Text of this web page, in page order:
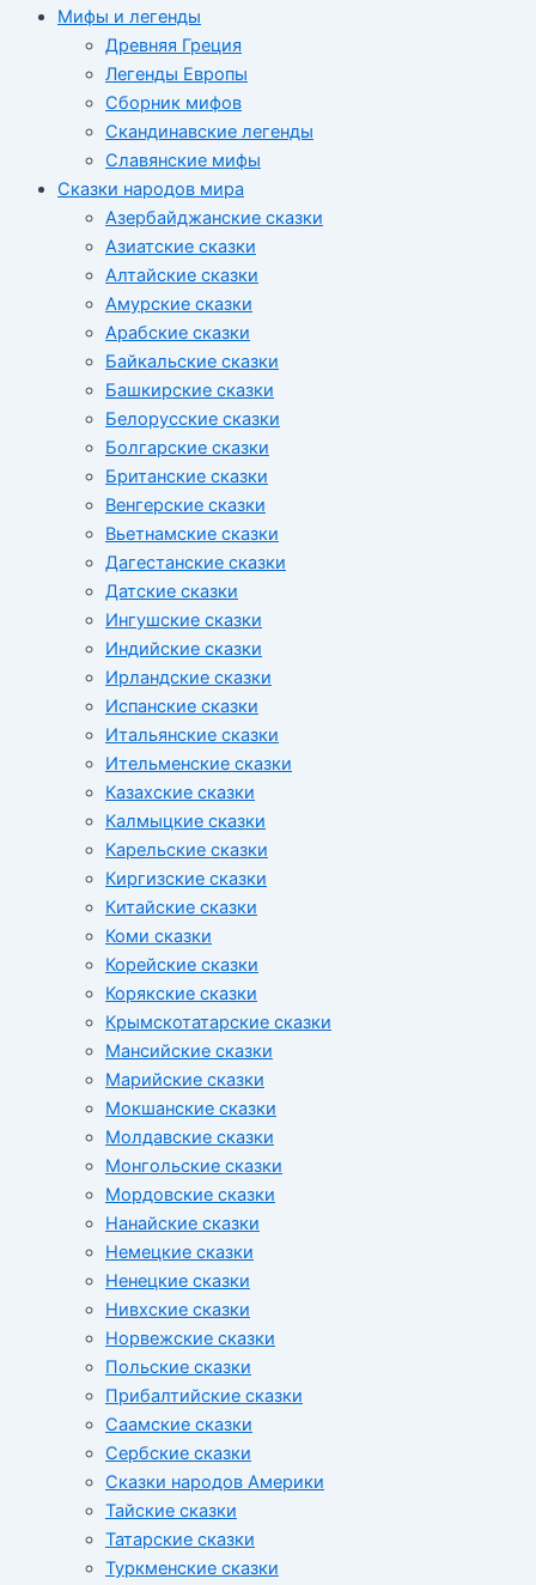
Мифы и легенды
Древняя Греция
Легенды Европы
Сборник мифов
Скандинавские легенды
Славянские мифы
Сказки народов мира
Азербайджанские сказки
Азиатские сказки
Алтайские сказки
Амурские сказки
Арабские сказки
Байкальские сказки
Башкирские сказки
Белорусские сказки
Болгарские сказки
Британские сказки
Венгерские сказки
Вьетнамские сказки
Дагестанские сказки
Датские сказки
Ингушские сказки
Индийские сказки
Ирландские сказки
Испанские сказки
Итальянские сказки
Ительменские сказки
Казахские сказки
Калмыцкие сказки
Карельские сказки
Киргизские сказки
Китайские сказки
Коми сказки
Корейские сказки
Корякские сказки
Крымскотатарские сказки
Мансийские сказки
Марийские сказки
Мокшанские сказки
Молдавские сказки
Монгольские сказки
Мордовские сказки
Нанайские сказки
Немецкие сказки
Ненецкие сказки
Нивхские сказки
Норвежские сказки
Польские сказки
Прибалтийские сказки
Cаамские сказки
Сербские сказки
Сказки народов Америки
Тайские сказки
Татарские сказки
Туркменские сказки